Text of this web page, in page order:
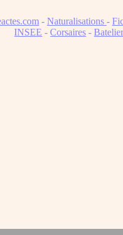
- Naturalisations -
INSEE -Corsaires -